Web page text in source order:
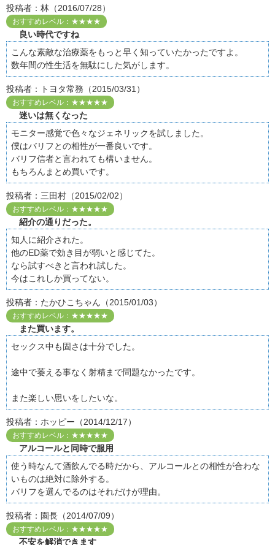
投稿者：林（2016/07/28）
おすすめレベル：★★★★
良い時代ですね
こんな素敵な治療薬をもっと早く知っていたかったですよ。
数年間の性生活を無駄にした気がします。
投稿者：トヨタ常務（2015/03/31）
おすすめレベル：★★★★★
迷いは無くなった
モニター感覚で色々なジェネリックを試しました。
僕はバリフとの相性が一番良いです。
バリフ信者と言われても構いません。
もちろんまとめ買いです。
投稿者：三田村（2015/02/02）
おすすめレベル：★★★★★
紹介の通りだった。
知人に紹介された。
他のED薬で効き目が弱いと感じてた。
なら試すべきと言われ試した。
今はこれしか買ってない。
投稿者：たかひこちゃん（2015/01/03）
おすすめレベル：★★★★★
また買います。
セックス中も固さは十分でした。
途中で萎える事なく射精まで問題なかったです。
また楽しい思いをしたいな。
投稿者：ホッピー（2014/12/17）
おすすめレベル：★★★★★
アルコールと同時で服用
使う時なんて酒飲んでる時だから、アルコールとの相性が合わな
いものは絶対に除外する。
バリフを選んでるのはそれだけが理由。
投稿者：園長（2014/07/09）
おすすめレベル：★★★★★
不安を解消できます